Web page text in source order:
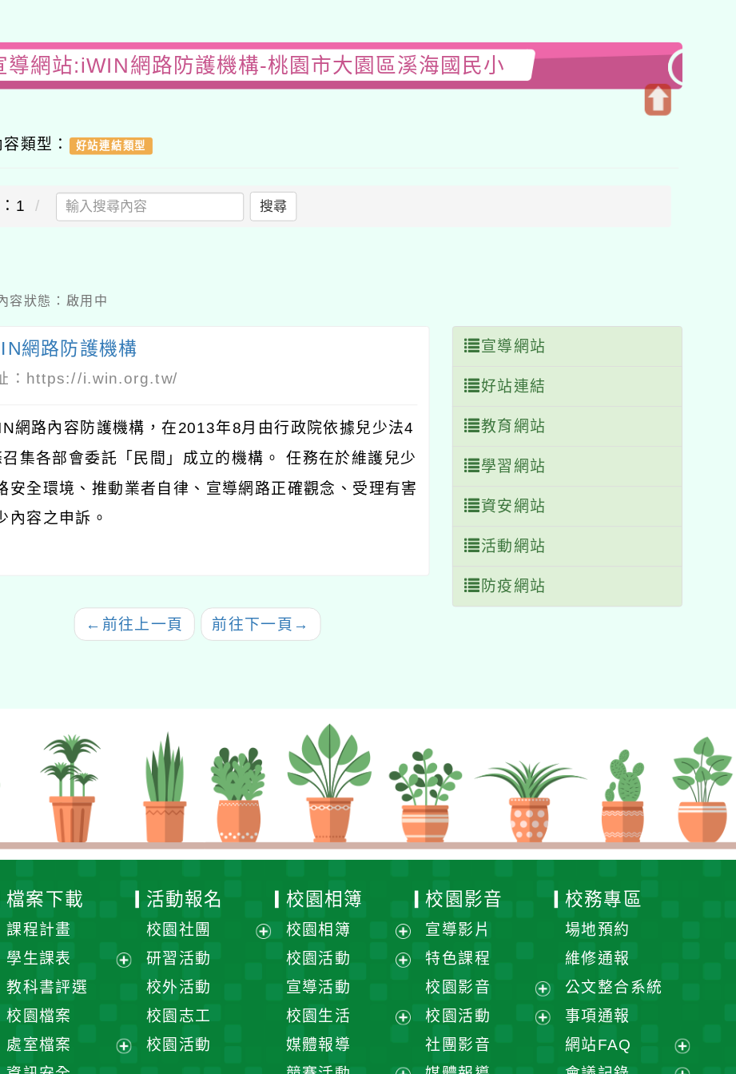
導網站:iWIN網路防護機構-桃園市大園區溪海國民小
類型： 好站連結類型
1 搜尋
容狀態：啟用中
網路防護機構
： https://i.win.org.tw/
網路內容防護機構，在2013年8月由行政院依據兒少法4
召集各部會委託「民間」成立的機構。 任務在於維護兒少
安全環境、推動業者自律、宣導網路正確觀念、受理有害
內容之申訴。
← 前往上一頁 前往下一頁 →
宣導網站
好站連結
教育網站
學習網站
資安網站
活動網站
防疫網站
檔案下載
課程計畫
學生課表
單
教科書評選
校園檔案
處室檔案
活動報名
校園社團
研習活動
校外活動
校園志工
校園活動
校園相簿
校園相簿
展
單
校園活動
選
宣導活動
校園生活
媒體報導
校園影音
宣導影片
特色課程
校園影音
展
開
校園活動
社團影音
校務專區
場地預約
維修通報
公文整合系統
事項通報
網站FAQ
展